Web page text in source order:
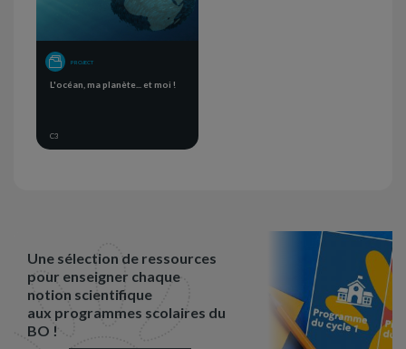
PROJECT
L'océan, ma planète... et moi !
C3
Une sélection de ressources
pour enseigner chaque
notion scientifique
aux programmes scolaires du
BO !